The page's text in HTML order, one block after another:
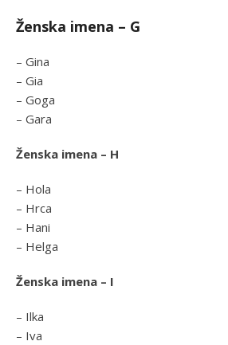
Ženska imena – G
– Gina
– Gia
– Goga
– Gara
Ženska imena – H
– Hola
– Hrca
– Hani
– Helga
Ženska imena – I
– Ilka
– Iva